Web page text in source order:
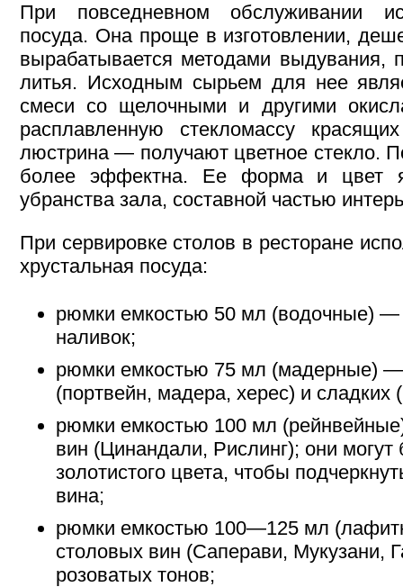
При повседневном обслуживании
посуда. Она проще в изготовлении,
вырабатывается методами выдувания,
литья. Исходным сырьем для нее
смеси со щелочными и другими
расплавленную стекломассу
люстрина — получают цветное стекло.
более эффектна. Ее форма и цвет
убранства зала, составной частью
При сервировке столов в ресторане
хрустальная посуда:
рюмки емкостью 50 мл (водочные) —
наливок;
рюмки емкостью 75 мл (мадерные) —
(портвейн, мадера, херес) и сладких
рюмки емкостью 100 мл
вин (Цинандали, Рислинг); они могут
золотистого цвета, чтобы
вина;
рюмки емкостью 100—125 мл
столовых вин (Саперави, Мукузани,
розоватых тонов;